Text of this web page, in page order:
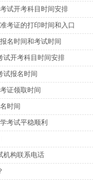
试开考科目时间安排
考证的打印时间和入口
名时间和考试时间
试开考科目时间安排
试报名时间
证领取时间
时间
考试平稳顺利
机构联系电话